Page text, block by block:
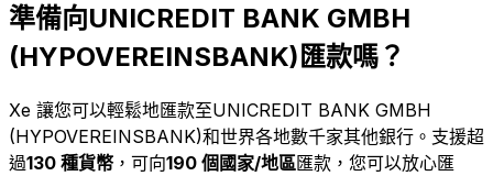
準備向UNICREDIT BANK GMBH
(HYPOVEREINSBANK)匯款嗎？
Xe 讓您可以輕鬆地匯款至UNICREDIT BANK GMBH
(HYPOVEREINSBANK)和世界各地數千家其他銀行。支援超
過130 種貨幣 ，可向190 個國家/地區匯款，您可以放心匯